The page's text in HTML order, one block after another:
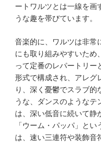
ートワルツとは一線を画
うな趣を帯びています。
音楽的に、ワルツは非常
にも取り組みやすいため
って定番のレパートリー
形式で構成され、アレグ
り、深く憂鬱でスラブ的
うな、ダンスのようなテ
は、深い低音に続いて静
「ウーム・パッパ」と
は、速い三連符や装飾音